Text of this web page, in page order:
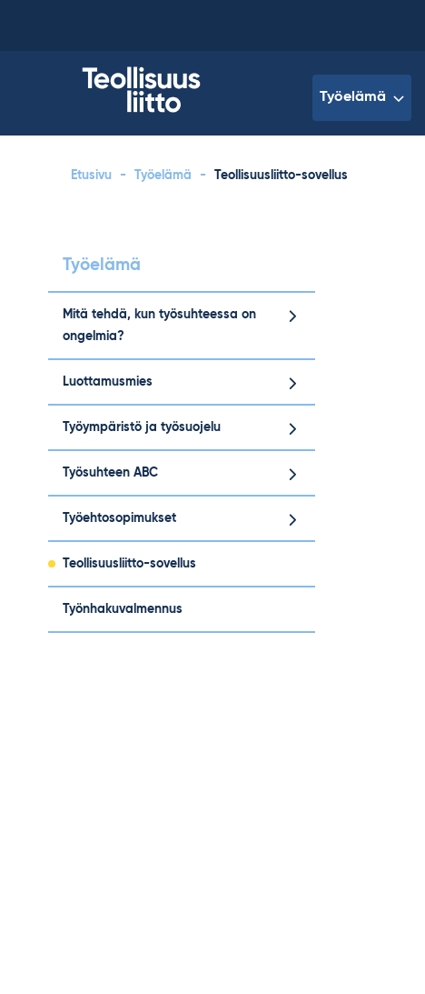
Työelämä
Etusivu - Työelämä - Teollisuusliitto-sovellus
Työelämä
Mitä tehdä, kun työsuhteessa on
ongelmia?
Luottamusmies
Työympäristö ja työsuojelu
Työsuhteen ABC
Työehtosopimukset
Teollisuusliitto-sovellus
Työnhakuvalmennus